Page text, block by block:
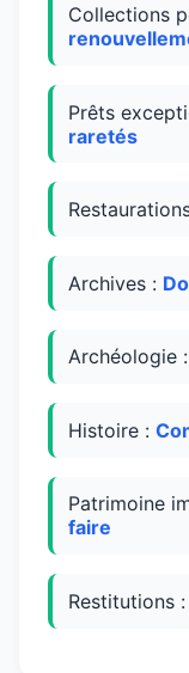
Collections
Prêts
raretés
Archives :
Archéologie :
Histoire :
Patrimoine
faire
Restitutions :